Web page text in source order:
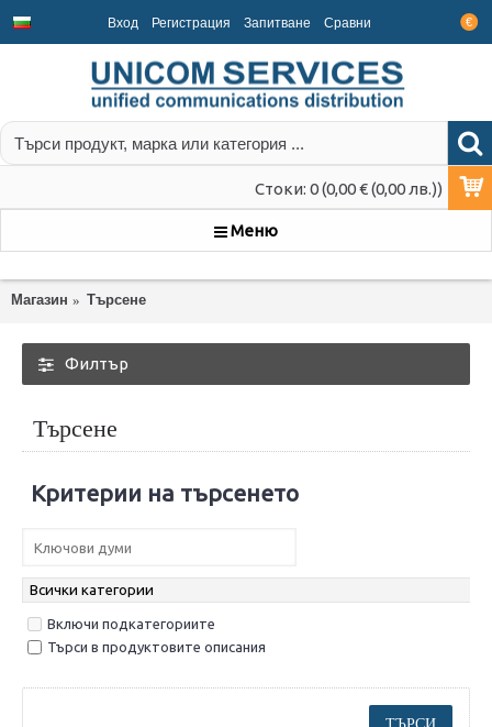
€
Вход Регистрация Запитване Срaвни
Стоки: 0 (0,00 € (0,00 лв.))
Меню
Магазин Търсене
Филтър
Търсене
Критерии на търсенето
Включи подкатегориите
Търси в продуктовите описания